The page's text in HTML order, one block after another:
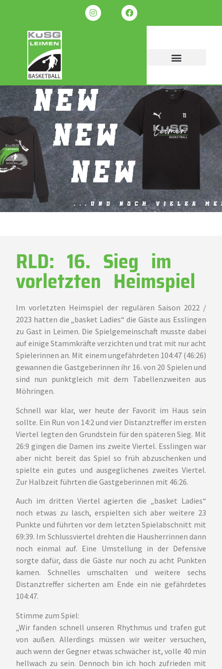
RLD: 16. Sieg im
vorletzten Heimspiel
Im vorletzten Heimspiel der regulären Saison 2022 /
2023 hatten die „basket Ladies“ die Gäste aus Esslingen
zu Gast in Leimen. Die Spielgemeinschaft musste dabei
auf einige Stammkräfte verzichten und trat mit nur acht
Spielerinnen an. Mit einem ungefährdeten 104:47 (46:26)
gewannen die Gastgeberinnen ihr 16. von 20 Spielen und
sind nun punktgleich mit dem Tabellenzweiten aus
Möhringen.
Schnell war klar, wer heute der Favorit im Haus sein
sollte. Ein Run von 14:2 und vier Distanztreffer im ersten
Viertel legten den Grundstein für den späteren Sieg. Mit
26:9 gingen die Damen ins zweite Viertel. Esslingen war
aber nicht bereit das Spiel so früh abzuschenken und
spielte ein gutes und ausgeglichenes zweites Viertel.
Zur Halbzeit führten die Gastgeberinnen mit 46:26.
Auch im dritten Viertel agierten die „basket Ladies“
noch etwas zu lasch, erspielten sich aber weitere 23
Punkte und führten vor dem letzten Spielabschnitt mit
69:39. Im Schlussviertel drehten die Hausherrinnen dann
noch einmal auf. Eine Umstellung in der Defensive
sorgte dafür, dass die Gäste nur noch zu acht Punkten
kamen. Schnelles umschalten und weitere sechs
Distanztreffer sicherten am Ende ein nie gefährdetes
104:47.
Stimme zum Spiel:
„Wir fanden schnell unseren Rhythmus und trafen gut
von außen. Allerdings müssen wir weiter versuchen,
auch wenn der Gegner etwas schwächer ist, volle 40 min
hellwach zu sein. Dennoch bin ich hoch zufrieden mit